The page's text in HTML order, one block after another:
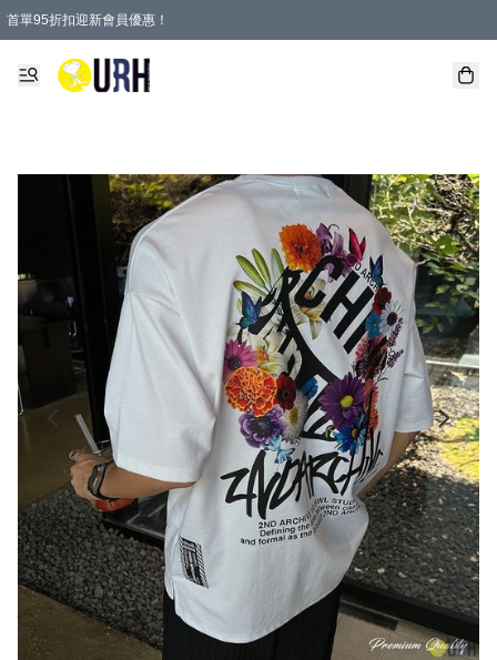
首單95折扣迎新會員優惠！
特選會員可享全單低至 95 折優惠！
單一訂單滿HKD600(澳門HKD800)包郵寄順豐送到家。